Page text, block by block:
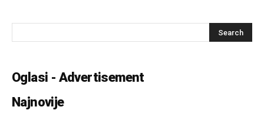
Oglasi - Advertisement
Najnovije